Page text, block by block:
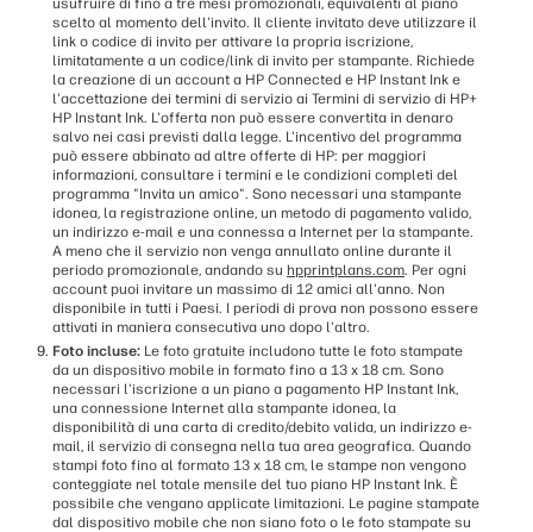
usufruire di fino a tre mesi promozionali, equivalenti al piano
scelto al momento dell'invito. Il cliente invitato deve utilizzare il
link o codice di invito per attivare la propria iscrizione,
limitatamente a un codice/link di invito per stampante. Richiede
la creazione di un account a HP Connected e HP Instant Ink e
l'accettazione dei termini di servizio ai Termini di servizio di HP+
HP Instant Ink. L'offerta non può essere convertita in denaro
salvo nei casi previsti dalla legge. L'incentivo del programma
può essere abbinato ad altre offerte di HP: per maggiori
informazioni, consultare i termini e le condizioni completi del
programma "Invita un amico". Sono necessari una stampante
idonea, la registrazione online, un metodo di pagamento valido,
un indirizzo e-mail e una connessa a Internet per la stampante.
A meno che il servizio non venga annullato online durante il
periodo promozionale, andando su hpprintplans.com. Per ogni
account puoi invitare un massimo di 12 amici all'anno. Non
disponibile in tutti i Paesi. I periodi di prova non possono essere
attivati in maniera consecutiva uno dopo l'altro.
Foto incluse: Le foto gratuite includono tutte le foto stampate
da un dispositivo mobile in formato fino a 13 x 18 cm. Sono
necessari l'iscrizione a un piano a pagamento HP Instant Ink,
una connessione Internet alla stampante idonea, la
disponibilità di una carta di credito/debito valida, un indirizzo e-
mail, il servizio di consegna nella tua area geografica. Quando
stampi foto fino al formato 13 x 18 cm, le stampe non vengono
conteggiate nel totale mensile del tuo piano HP Instant Ink. È
possibile che vengano applicate limitazioni. Le pagine stampate
dal dispositivo mobile che non siano foto o le foto stampate su